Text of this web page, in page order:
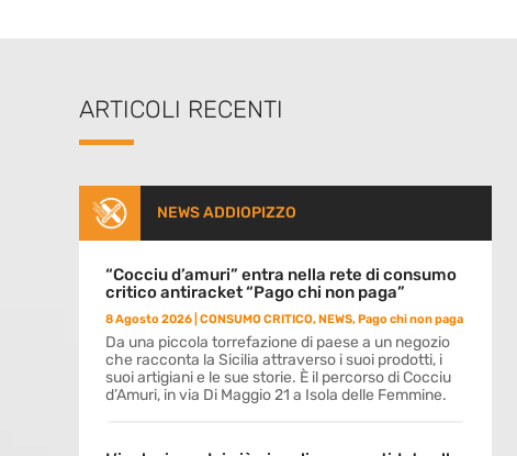
ARTICOLI RECENTI
NEWS ADDIOPIZZO
“Cocciu d’amuri” entra nella rete di consumo
critico antiracket “Pago chi non paga”
8 Agosto 2026 CONSUMO CRITICO, NEWS, Pago chi non paga
Da una piccola torrefazione di paese a un negozio
che racconta la Sicilia attraverso i suoi prodotti, i
suoi artigiani e le sue storie. È il percorso di Cocciu
d’Amuri, in via Di Maggio 21 a Isola delle Femmine.